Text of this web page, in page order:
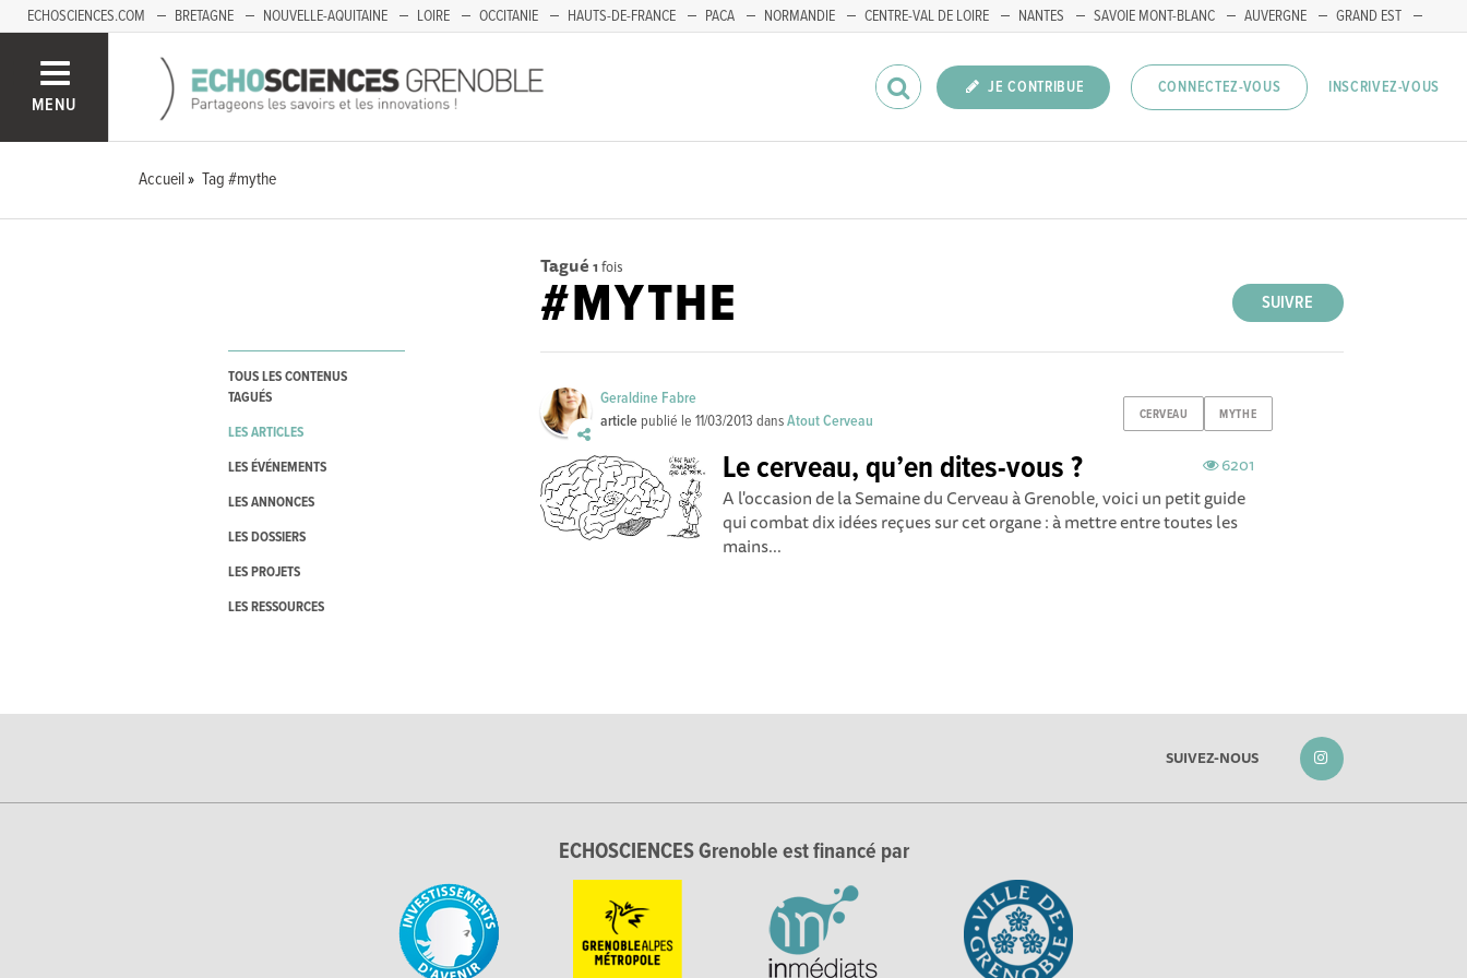
ECHOSCIENCES.COM BRETAGNE NOUVELLE-AQUITAINE LOIRE OCCITANIE HAUTS-DE-FRANCE PACA NORMANDIE CENTRE-VAL DE LOIRE NANTES SAVOIE MONT-BLANC AUVERGNE
GRAND EST
MENU
JE CONTRIBUE CONNECTEZ-VOUS INSCRIVEZ-VOUS
Accueil Tag #mythe
TOUS LES CONTENUS
TAGUÉS
LES ARTICLES
LES ÉVÉNEMENTS
LES ANNONCES
LES DOSSIERS
LES PROJETS
LES RESSOURCES
Tagué 1 fois
SUIVRE
#MYTHE
CERVEAU MYTHE
Geraldine Fabre
article publié le11/03/2013 dansAtout Cerveau
6201
Le cerveau, qu’en dites-vous ?
A l'occasion de la Semaine du Cerveau à Grenoble, voici un petit guide
qui combat dix idées reçues sur cet organe : à mettre entre toutes les
mains...
SUIVEZ-NOUS
ECHOSCIENCES Grenoble est financé par